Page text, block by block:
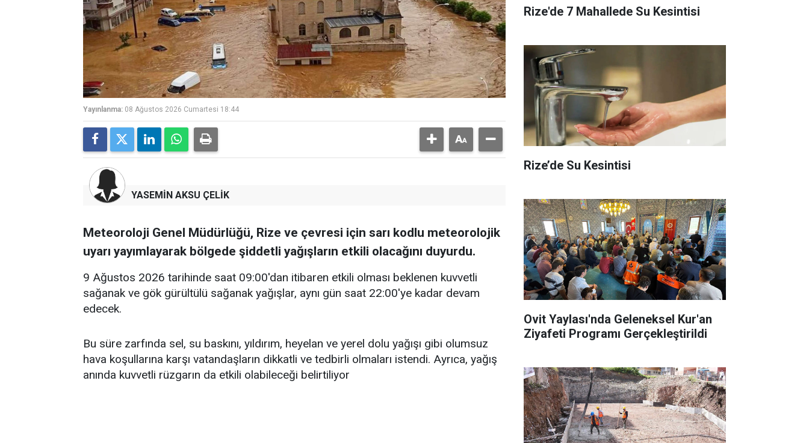
Yayınlanma: 08 Ağustos 2026 Cumartesi 18:44
YASEMİN AKSU ÇELİK
Meteoroloji Genel Müdürlüğü, Rize ve çevresi için sarı kodlu meteorolojik
uyarı yayımlayarak bölgede şiddetli yağışların etkili olacağını duyurdu.
9 Ağustos 2026 tarihinde saat 09:00'dan itibaren etkili olması beklenen kuvvetli
sağanak ve gök gürültülü sağanak yağışlar, aynı gün saat 22:00'ye kadar devam
edecek.
Bu süre zarfında sel, su baskını, yıldırım, heyelan ve yerel dolu yağışı gibi olumsuz
hava koşullarına karşı vatandaşların dikkatli ve tedbirli olmaları istendi. Ayrıca, yağış
anında kuvvetli rüzgarın da etkili olabileceği belirtiliyor
Rize'de 7 Mahallede Su Kesintisi
Rize’de Su Kesintisi
Ovit Yaylası'nda Geleneksel Kur'an
Ziyafeti Programı Gerçekleştirildi